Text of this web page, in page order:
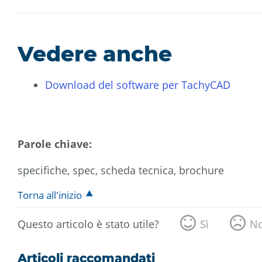
Vedere anche
Download del software per TachyCAD
Parole chiave:
specifiche, spec, scheda tecnica, brochure
Torna all'inizio
Questo articolo è stato utile? Sì
Articoli raccomandati